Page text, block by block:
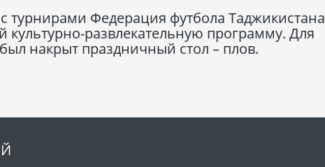
турнирами Федерация футбола Таджикистана
развлекательную программу. Для
накрыт праздничный стол – плов.